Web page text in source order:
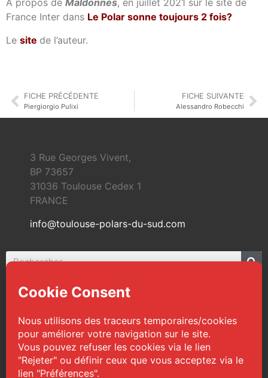
A propos de Maldonnes, en juillet 2021 sur le site de
France Inter dans Le Polar sonne toujours 2 fois?
Le site de l’auteur.
FICHE PRÉCÉDENTE
Piergiorgio Pulixi
FICHE SUIVANTE
Alessandro Robecchi
3 Rue Georges Vivent,
BP 73657
31036 Toulouse Cedex 1
FRANCE
info@toulouse-polars-du-sud.com
© 2026 Toulouse Polars du Sud | Tous droits
réservés
Web Design : TPS|Mentions légales